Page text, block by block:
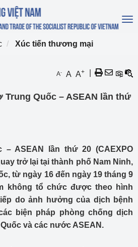
Xúc tiến thương mại
A- A A+
Trung Quốc – ASEAN lần thứ
– ASEAN lần thứ 20 (CAEXPO
trở lại tại thành phố Nam Ninh,
từ ngày 16 đến ngày 19 tháng 9
không tổ chức được theo hình
do ảnh hưởng của dịch bệnh
biện pháp phòng chống dịch
và các nước ASEAN.